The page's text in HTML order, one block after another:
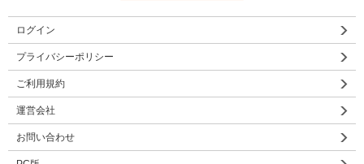
ログイン
プライバシーポリシー
ご利用規約
運営会社
お問い合わせ